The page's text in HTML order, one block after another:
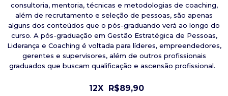
consultoria, mentoria, técnicas e metodologias de coaching,
além de recrutamento e seleção de pessoas, são apenas
alguns dos conteúdos que o pós-graduando verá ao longo do
curso. A pós-graduação em Gestão Estratégica de Pessoas,
Liderança e Coaching é voltada para líderes, empreendedores,
gerentes e supervisores, além de outros profissionais
graduados que buscam qualificação e ascensão profissional.
12X R$89,90